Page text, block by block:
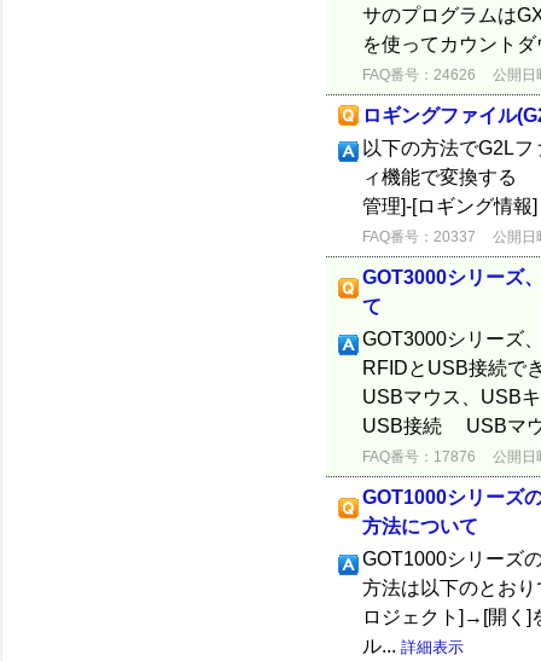
サのプログラムは
を使ってカウント
FAQ番号：24626 公開日
ロギングファイル
以下の方法でG2L
ィ機能で変換する
管理]-[ロギング情報
FAQ番号：20337 公開日
GOT3000シリーズ
て
GOT3000シリーズ
RFIDとUSB接続で
USBマウス、USB
USB接続 USBマ
FAQ番号：17876 公開日
GOT1000シリーズ
方法について
GOT1000シリーズ
方法は以下のとお
ロジェクト]→[開く]
ル... 詳細表示